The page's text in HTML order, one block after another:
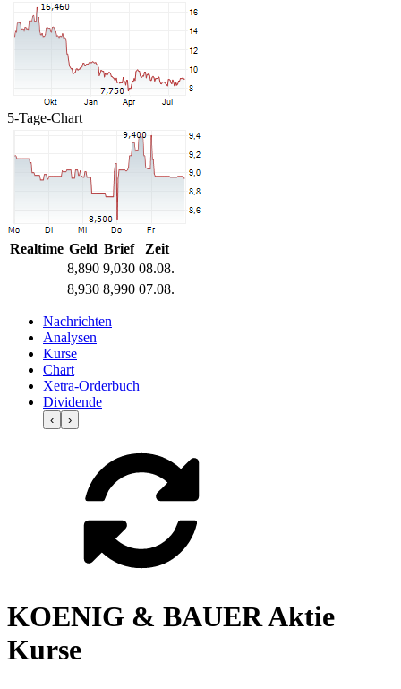
5-Tage-Chart
Realtime Geld Brief
Zeit
8,890 9,030 08.08.
8,930 8,990 07.08.
Nachrichten
Analysen
Kurse
Chart
Xetra-Orderbuch
Dividende
‹ ›
KOENIG & BAUER Aktie
Kurse